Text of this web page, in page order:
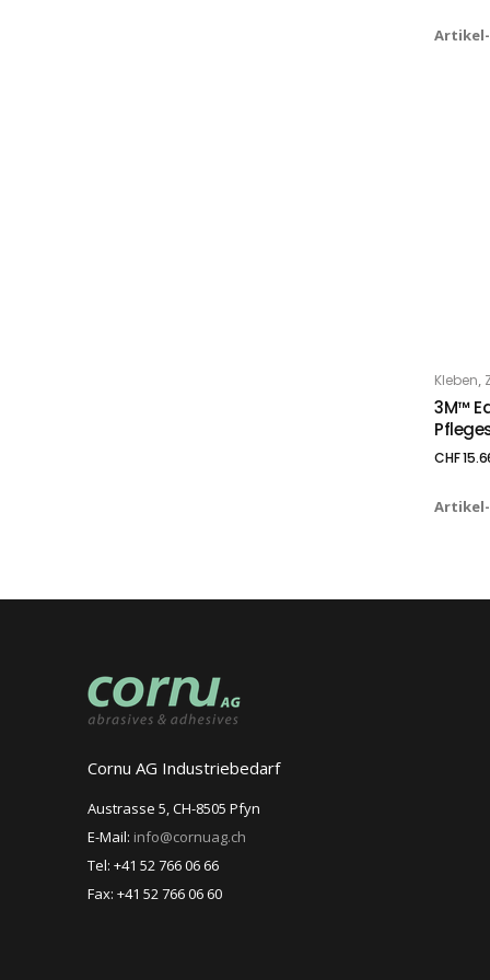
Artikel-
IN
Kleben
3M™
CHF
Artikel-
Cornu AG Industriebedarf
Austrasse 5, CH-8505 Pfyn
E-Mail: info@cornuag.ch
Tel: +41 52 766 06 66
Fax: +41 52 766 06 60